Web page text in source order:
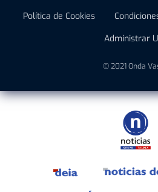
Política de Cookies
Administrar
© 2021 Onda